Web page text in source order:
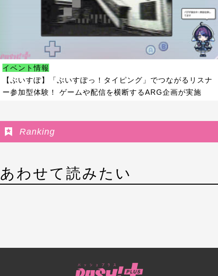
イベント情報
【ぶいすぽ】「ぶいすぽっ！タイピング」でつながるリスナ
ー参加型体験！ ゲームや配信を横断するARG企画が実施
Ranking
あわせて読みたい